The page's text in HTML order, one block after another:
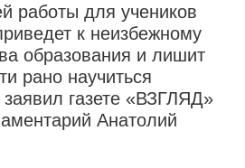
работы для учеников
к неизбежному
образования и лишит
рано научиться
заявил газете «ВЗГЛЯД»
Анатолий